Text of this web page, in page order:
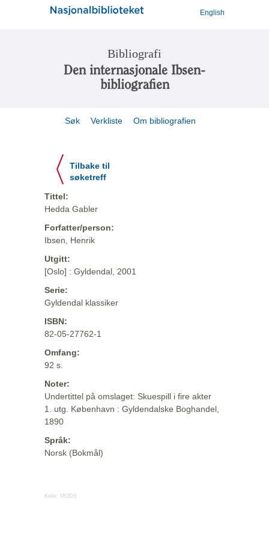
English
Bibliografi
Den internasjonale Ibsen-
bibliografien
Søk Verkliste Om bibliografien
Tilbake til
søketreff
Tittel:
Hedda Gabler
Forfatter/person:
Ibsen, Henrik
Utgitt:
[Oslo] : Gyldendal, 2001
Serie:
Gyldendal klassiker
ISBN:
82-05-27762-1
Omfang:
92 s.
Noter:
Undertittel på omslaget: Skuespill i fire akter
1. utg. København : Gyldendalske Boghandel,
1890
Språk:
Norsk (Bokmål)
Kilde: MODS